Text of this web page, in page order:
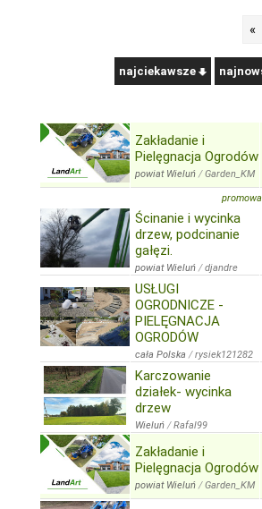
«
najciekawsze
Zakładanie i
Pielęgnacja Ogrodów
powiat Wieluń /Garden_KM
Ścinanie i wycinka
drzew, podcinanie
gałęzi.
powiat Wieluń /djandre
USŁUGI
OGRODNICZE -
PIELĘGNACJA
OGRODÓW
cała Polska /rysiek121282
Karczowanie
działek- wycinka
drzew
Wieluń /Rafal99
Zakładanie i
Pielęgnacja Ogrodów
powiat Wieluń /Garden_KM